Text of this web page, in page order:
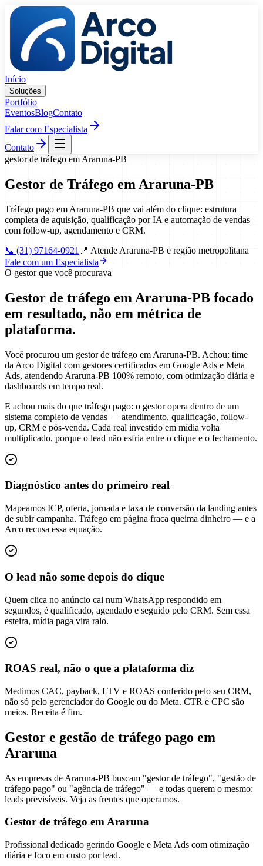
Pular para o conteúdo
Início
Soluções
Portfólio
EventosBlogContato
Falar com Especialista
Contato
gestor de tráfego em Araruna-PB
Gestor de Tráfego em Araruna-PB
Tráfego pago em Araruna-PB que vai além do clique: estrutura
completa de aquisição, qualificação por IA e automação de vendas
com follow-up, agendamento e CRM.
📞 (31) 97164-0921 📍 Atende Araruna-PB e região metropolitana
Fale com um Especialista
O gestor que você procurava
Gestor de tráfego em Araruna-PB focado
em resultado, não em métrica de
plataforma.
Você procurou um gestor de tráfego em Araruna-PB. Achou: time
da Arco Digital com gestores certificados em Google Ads e Meta
Ads, atendendo Araruna-PB 100% remoto, com otimização diária e
dashboards em tempo real.
E achou mais do que tráfego pago: o gestor opera dentro de um
sistema completo de vendas — atendimento, qualificação, follow-
up, CRM e pós-venda. Cada real investido em mídia volta
multiplicado, porque o lead não esfria entre o clique e o fechamento.
Diagnóstico antes do primeiro real
Mapeamos ICP, oferta, jornada e taxa de conversão da landing antes
de subir campanha. Tráfego em página fraca queima dinheiro — e a
Arco recusa essa equação.
O lead não some depois do clique
Quem clica no anúncio cai num WhatsApp respondido em
segundos, é qualificado, agendado e seguido pelo CRM. Sem essa
esteira, mídia paga vira ralo.
ROAS real, não o que a plataforma diz
Medimos CAC, payback, LTV e ROAS conferido pelo seu CRM,
não só pelo gerenciador do Google ou do Meta. CTR e CPC são
meios. Receita é fim.
Gestor e gestão de tráfego pago em
Araruna
As empresas de Araruna-PB buscam "gestor de tráfego", "gestão de
tráfego pago" ou "agência de tráfego" — e todas querem o mesmo:
leads previsíveis. Veja as frentes que operamos.
Gestor de tráfego em Araruna
Profissional dedicado gerindo Google e Meta Ads com otimização
diária e foco em custo por lead.